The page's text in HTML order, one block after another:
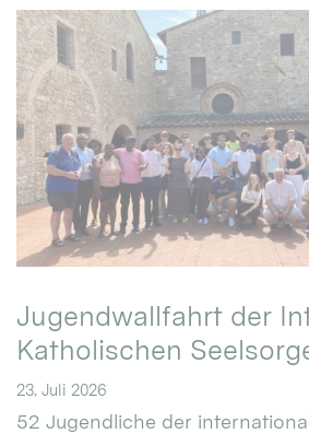
Jugendwallfahrt der
Katholischen
23. Juli 2026
52 Jugendliche der